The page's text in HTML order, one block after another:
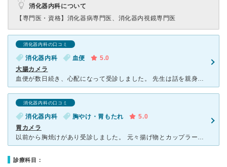
消化器内科について
【専門医・資格】 消化器病専門医、消化器内視鏡専門医
消化器内科の口コミ
消化器内科 血便
5.0
大腸カメラ
血便が数日続き、心配になって受診しました。 先生は話を親身に聞いてくださり、人生で初めての大腸カメラを受けることになりました。 検査の準備の説明を看護師さんが、初めての私にもわかりやすく親切に教え
消化器内科の口コミ
消化器内科 胸やけ・胃もたれ
5.0
胃カメラ
以前から胸焼けがあり受診しました。 元々揚げ物とカップラーメンが好きで、そのせいかなとは思いつつ、病気だったらどうしようとなかなか胃カメラを受けずにいました。 実際に胃カメラをしてみて、鎮静剤のお
診療科目：